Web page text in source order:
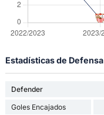
Estadísticas de Defensa
Defender
Goles Encajados